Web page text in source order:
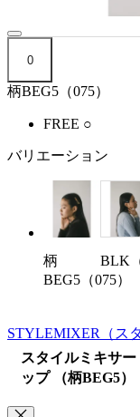
0
柄BEG5（075）
FREE ○
バリエーション
柄
BEG5（075）
BLK
STYLEMIXER
（ス
スタイルミキサ
ップ （柄BEG5）